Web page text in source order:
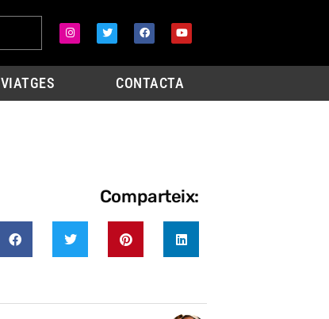
VIATGES CONTACTA
Comparteix: